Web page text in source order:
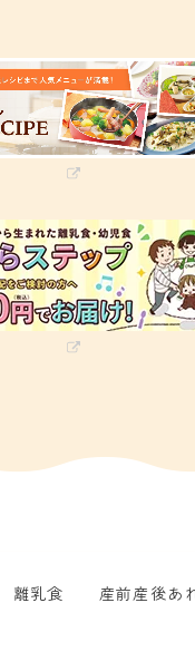
離乳食 産前産後あ